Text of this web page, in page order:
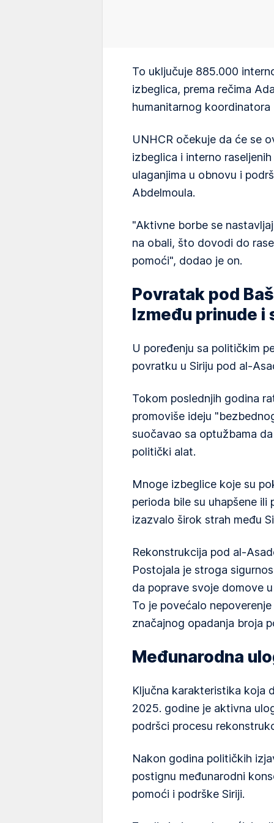
To uključuje 885.000
izbeglica, prema rečima
humanitarnog koordinatora
UNHCR očekuje da će se
izbeglica i interno
ulaganjima u obnovu i
Abdelmoula.
"Aktivne borbe se
na obali, što dovodi do
pomoći", dodao je on.
Povratak pod
Između prinude i
U poređenju sa političkim
povratku u Siriju pod al-
Tokom poslednjih godina
promoviše ideju
suočavao sa optužbama
politički alat.
Mnoge izbeglice koje su
perioda bile su uhapšene
izazvalo širok strah među
Rekonstrukcija pod al-
Postojala je stroga
da poprave svoje domove
To je povećalo
značajnog opadanja broja
Međunarodna
Ključna karakteristika koja
2025. godine je aktivna
podršci procesu
Nakon godina političkih
postignu međunarodni
pomoći i podrške Siriji.